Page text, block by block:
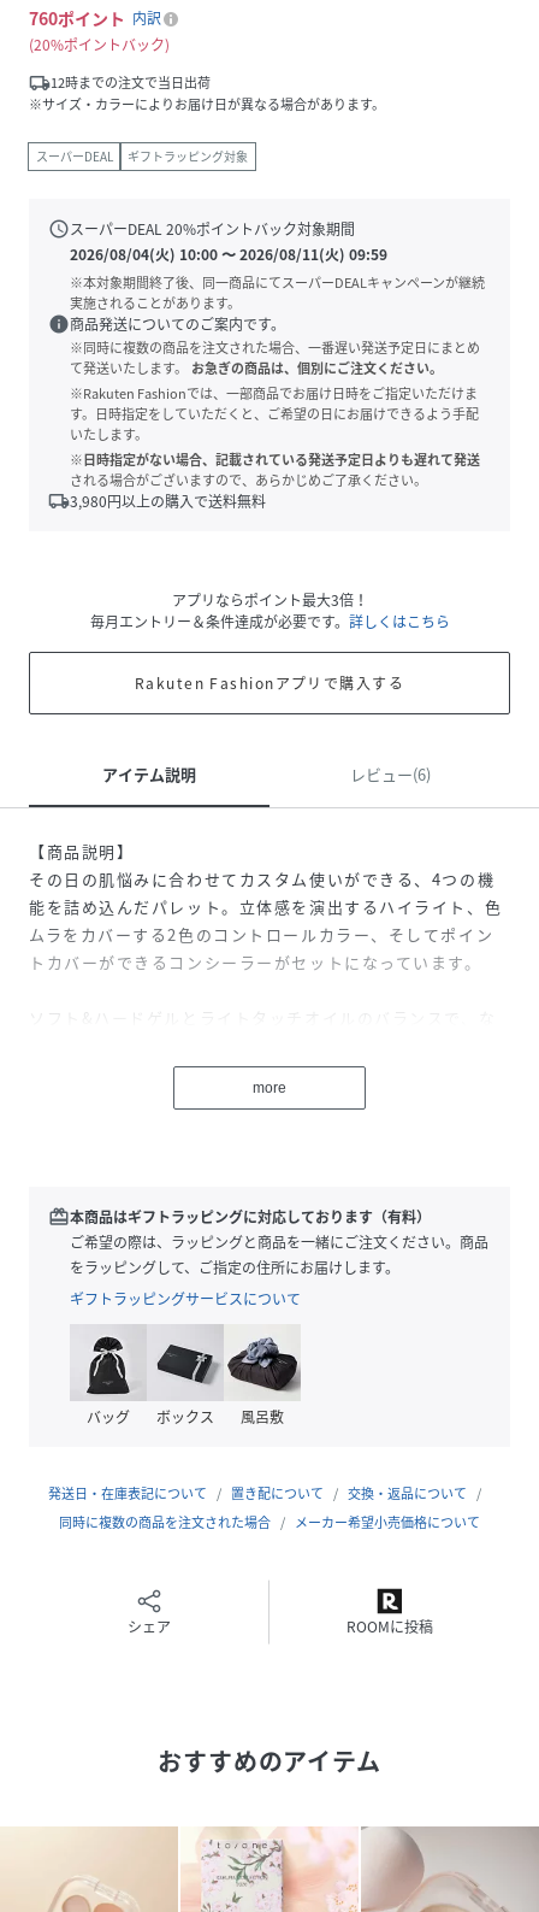
760ポイント 内訳
20%ポイントバック
local_shipping12時までの注文で当日出荷
※サイズ・カラーによりお届け日が異なる場合があります。
スーパーDEAL ギフトラッピング対象
scheduleスーパーDEAL20%ポイントバック対象期間
2026/08/04(火) 10:00〜2026/08/11(火) 09:59
※本対象期間終了後、同一商品にてスーパーDEALキャンペーンが継続
実施されることがあります。
info商品発送についてのご案内です。
※同時に複数の商品を注文された場合、一番遅い発送予定日にまとめ
て発送いたします。
お急ぎの商品は、個別にご注文ください。
※Rakuten Fashionでは、一部商品でお届け日時をご指定いただけま
す。日時指定をしていただくと、ご希望の日にお届けできるよう手配
いたします。
※日時指定がない場合、記載されている発送予定日よりも遅れて発送
される場合がございますので、あらかじめご了承ください。
local_shipping3,980円以上の購入で送料無料
アプリならポイント最大3倍！
毎月エントリー＆条件達成が必要です。 詳しくはこちら
Rakuten Fashionアプリで購入する
アイテム説明 レビュー(6)
【商品説明】
その日の肌悩みに合わせてカスタム使いができる、4つの機
能を詰め込んだパレット。立体感を演出するハイライト、色
ムラをカバーする2色のコントロールカラー、そしてポイン
トカバーができるコンシーラーがセットになっています。
ソフト&ハードゲルとライトタッチオイルのバランスで、な
12種の植物オイル配合で、時間が経ってもしっとりとしたフ
ートにカモフラージュして、いつでも理想の肌へ。
【ご使用方法】
指先またはブラシに適量をとり、気になる部分になじませま
【内容量】
65㎜×20.5㎜×64㎜（高さ×奥行×幅）
チン酸デキストリン、パルミチン酸デキストリン、トリイソ
ステアリン酸ポリグリセリル－2、シリカ、セスキイソステ
ズ核油、オリーブ果実油、カニナバラ果実油、マカデミア種
右上・下段：スクワラン、パルミチン酸デキストリン、ダイ
マージリノール酸ジ（イソステアリル／フィトステリル）、
トリイソステアリン酸ポリグリセリル－2、シリカ、水酸化
more
redeem本商品はギフトラッピングに対応しております（有料）
ご希望の際は、ラッピングと商品を一緒にご注文ください。商品
をラッピングして、ご指定の住所にお届けします。
ギフトラッピングサービスについて
バッグ ボックス 風呂敷
発送日・在庫表記について 置き配について
交換・返品について
同時に複数の商品を注文された場合
メーカー希望小売価格について
シェア ROOMに投稿
おすすめのアイテム